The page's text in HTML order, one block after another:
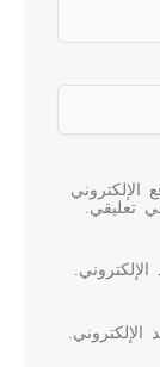
تعليقي.